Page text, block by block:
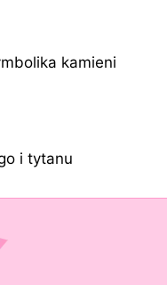
kamieni
i tytanu